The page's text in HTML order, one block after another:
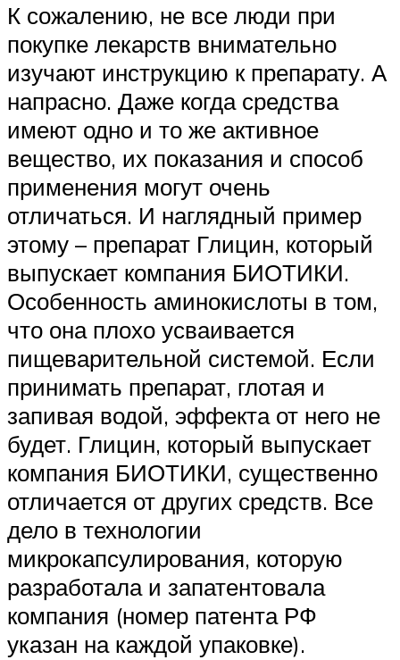
К сожалению, не все люди при
покупке лекарств внимательно
изучают инструкцию к препарату. А
напрасно. Даже когда средства
имеют одно и то же активное
вещество, их показания и способ
применения могут очень
отличаться. И наглядный пример
этому – препарат Глицин, который
выпускает компания БИОТИКИ.
Особенность аминокислоты в том,
что она плохо усваивается
пищеварительной системой. Если
принимать препарат, глотая и
запивая водой, эффекта от него не
будет. Глицин, который выпускает
компания БИОТИКИ, существенно
отличается от других средств. Все
дело в технологии
микрокапсулирования, которую
разработала и запатентовала
компания (номер патента РФ
указан на каждой упаковке).